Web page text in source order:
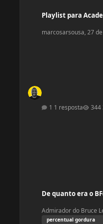
Playlist para
marcosarsousa, 27
1 resposta
De quanto era o
Admirador do Bruce
percentual gordura